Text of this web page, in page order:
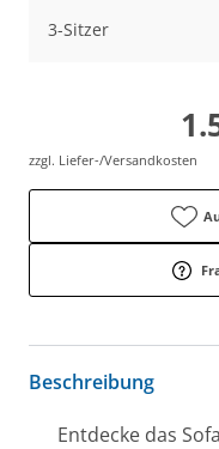
3-Sitzer
zzgl. Liefer-/Versandkosten
Beschreibung
Entdecke das